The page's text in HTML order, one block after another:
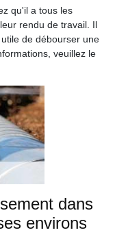
qu'il a tous les
rendu de travail. Il
de débourser une
veuillez le
dans
environs